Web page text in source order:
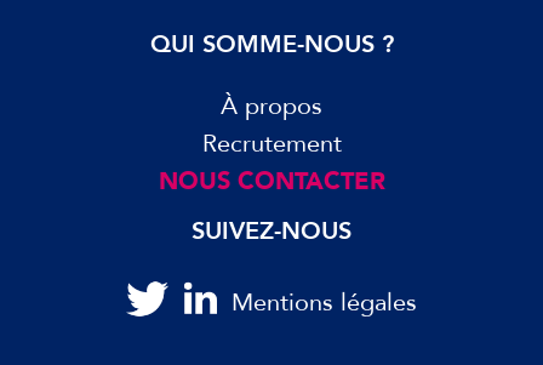
QUI SOMME-NOUS ?
À propos
Recrutement
NOUS CONTACTER
SUIVEZ-NOUS
Mentions légales